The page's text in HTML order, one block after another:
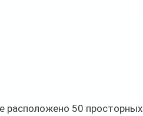
расположено 50